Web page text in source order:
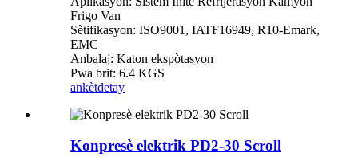
Frigo Van
Sètifikasyon: ISO9001, IATF16949, R10-Emark,
EMC
Anbalaj: Katon ekspòtasyon
Pwa brit: 6.4 KGS
ankètdetay
Konpresè elektrik PD2-30 Scroll